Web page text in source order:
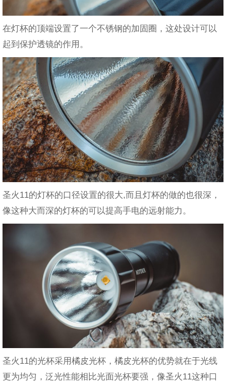
在灯杯的顶端设置了一个不锈钢的加固圈，这处设计可以
起到保护透镜的作用。
圣火11的灯杯的口径设置的很大,而且灯杯的做的也很深，
像这种大而深的灯杯的可以提高手电的远射能力。
圣火11的光杯采用橘皮光杯，橘皮光杯的优势就在于光线
更为均匀，泛光性能相比光面光杯要强，像圣火11这种口